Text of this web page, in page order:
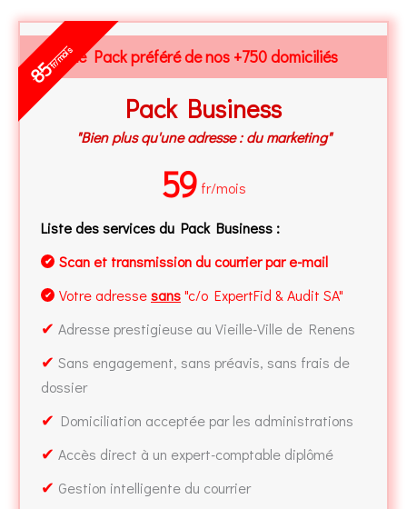
Le Pack préféré de nos +750 domiciliés
Pack Business
"Bien plus qu'une adresse : du marketing"
59 fr/mois
Liste des services du Pack Business :
✔ Scan et transmission du courrier par e-mail
✔ Votre adressesans"c/o ExpertFid & Audit SA"
✔ Adresse prestigieuse au Vieille-Ville de Renens
✔ Sans engagement, sans préavis, sans frais de
dossier
✔ Domiciliation acceptée par les administrations
✔ Accès direct à un expert-comptable diplômé
✔ Gestion intelligente du courrier
85fr/mois